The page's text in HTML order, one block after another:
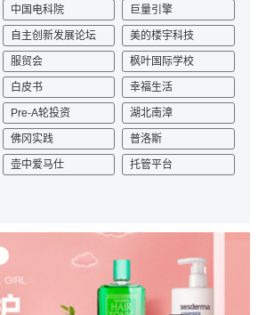
中国电科院 巨量引擎
自主创新发展论坛 美的楼宇科技
服贸会 枫叶国际学校
白皮书 幸福生活
Pre-A轮投资 湖北南漳
佛冈实践 普洛斯
壶中爱马仕 托管平台